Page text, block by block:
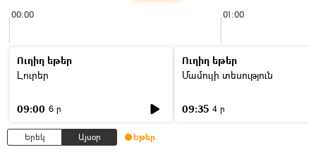
00:00 01:00
Ուղիղ եթեր
Լուրեր
09:00 6 ր
Ուղիղ եթեր
Մամուլի տեսություն
09:35 4 ր
Երեկ Այսօր Եթեր